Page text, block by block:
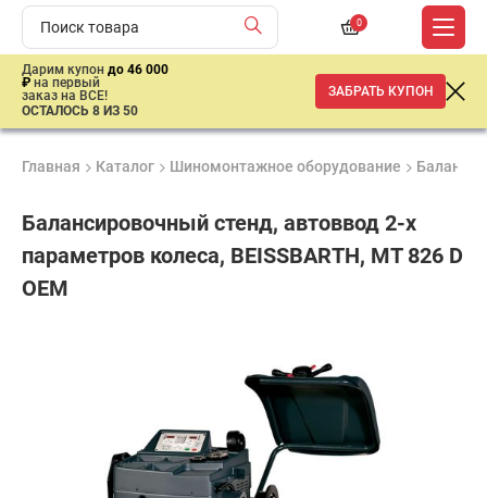
0
Дарим купон до 46 000
₽ на первый
заказ на ВСЕ!
ОСТАЛОСЬ 8 ИЗ 50
ЗАБРАТЬ КУПОН
Главная Каталог Шиномонтажное оборудование
Балансировочный стенд, автоввод 2-х
параметров колеса, BEISSBARTH, MT 826 D
OEM
1 год